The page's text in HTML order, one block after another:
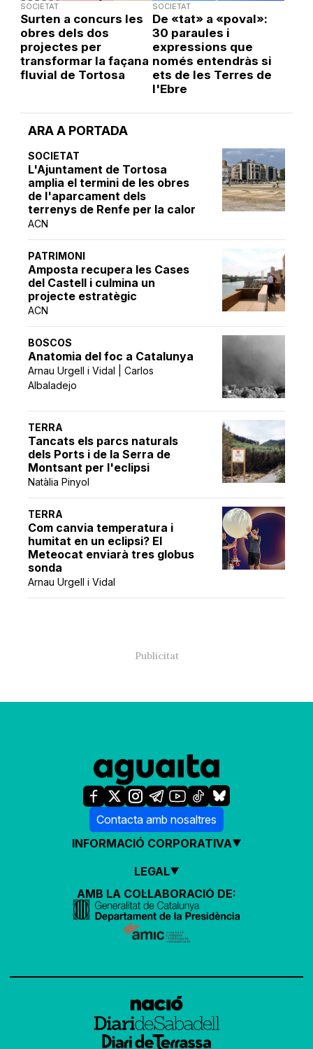
ARA A PORTADA
SOCIETAT
L'Ajuntament de Tortosa
amplia el termini de les obres
de l'aparcament dels
terrenys de Renfe per la calor
ACN
PATRIMONI
Amposta recupera les Cases
del Castell i culmina un
projecte estratègic
ACN
BOSCOS
Anatomia del foc a Catalunya
Arnau Urgell i Vidal | Carlos
Albaladejo
TERRA
Tancats els parcs naturals
dels Ports i de la Serra de
Montsant per l'eclipsi
Natàlia Pinyol
TERRA
Com canvia temperatura i
humitat en un eclipsi? El
Meteocat enviarà tres globus
sonda
Arnau Urgell i Vidal
SOCIETAT
Surten a concurs les
obres dels dos
projectes per
transformar la façana
fluvial de Tortosa
SOCIETAT
De «tat» a «poval»:
30 paraules i
expressions que
només entendràs si
ets de les Terres de
l'Ebre
Contacta amb nosaltres
INFORMACIÓ CORPORATIVA
LEGAL
AMB LA COL·LABORACIÓ DE: